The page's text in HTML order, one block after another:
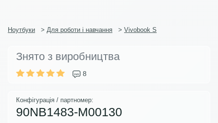
Ноутбуки > Для роботи і навчання > Vivobook S
Знято з виробництва
8
Конфігурація / партномер:
90NB1483-M00130